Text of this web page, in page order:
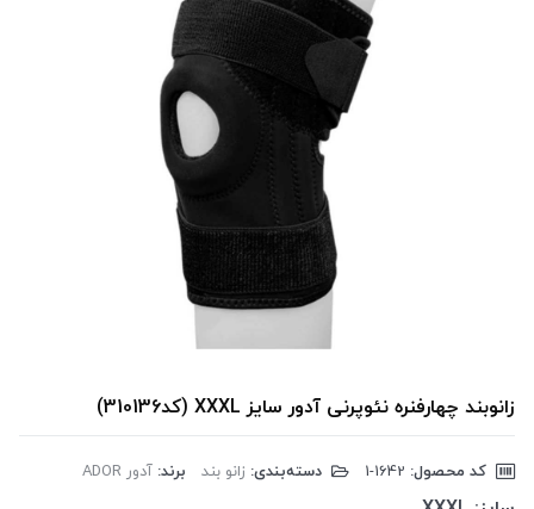
زانوبند چهارفنره نئوپرنی آدور سایز XXXL (کد310136)
کد محصول: دسته‌بندی: زانو بند برند: آدور ADOR